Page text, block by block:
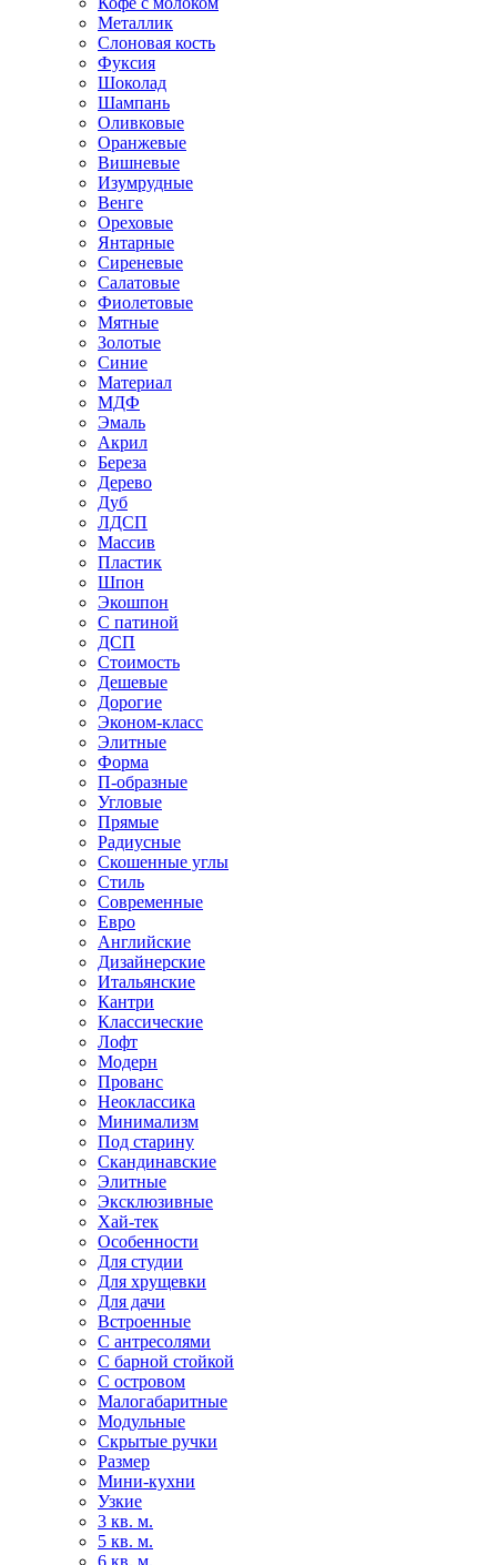
Металлик
Слоновая кость
Фуксия
Шоколад
Шампань
Оливковые
Оранжевые
Вишневые
Изумрудные
Венге
Ореховые
Янтарные
Сиреневые
Салатовые
Фиолетовые
Мятные
Золотые
Синие
Материал
МДФ
Эмаль
Акрил
Береза
Дерево
Дуб
ЛДСП
Массив
Пластик
Шпон
Экошпон
С патиной
ДСП
Стоимость
Дешевые
Дорогие
Эконом-класс
Элитные
Форма
П-образные
Угловые
Прямые
Радиусные
Скошенные углы
Стиль
Современные
Евро
Английские
Дизайнерские
Итальянские
Кантри
Классические
Лофт
Модерн
Прованс
Неоклассика
Минимализм
Под старину
Скандинавские
Элитные
Эксклюзивные
Хай-тек
Особенности
Для студии
Для хрущевки
Для дачи
Встроенные
С антресолями
С барной стойкой
С островом
Малогабаритные
Модульные
Скрытые ручки
Размер
Мини-кухни
Узкие
3 кв. м.
5 кв. м.
6 кв. м.